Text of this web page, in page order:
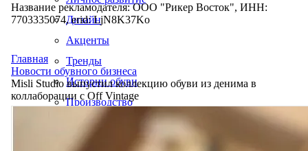
Дизайн
Акценты
Тренды
Истории обуви
Производство
Название рекламодателя: ООО "Рикер Восток", ИНН:
7703335074, erid: LjN8K37Ko
Главная
Новости обувного бизнеса
Misli Studio выпустил коллекцию обуви из денима в
коллаборации с Off Vintage